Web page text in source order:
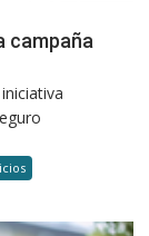
campaña